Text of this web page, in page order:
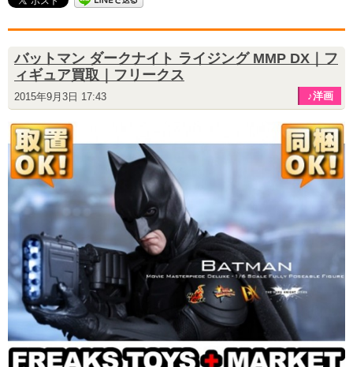
バットマン ダークナイト ライジング MMP DX｜フ
ィギュア買取｜フリークス
2015年9月3日 17:43 ♪洋画